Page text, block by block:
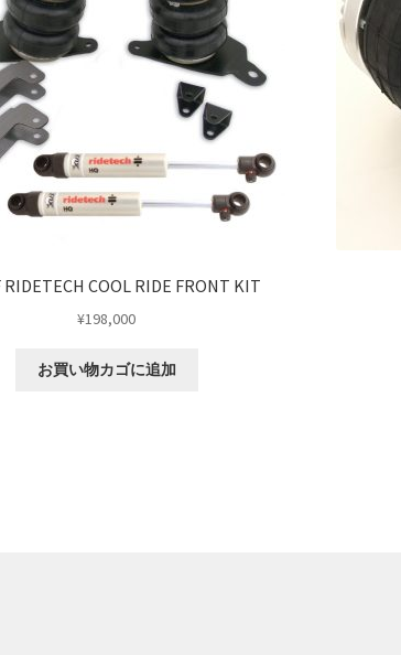
RIDETECH COOL RIDE FRONT KIT
¥198,000
お買い物カゴに追加